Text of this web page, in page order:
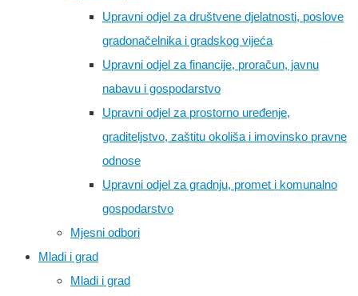
Upravni odjel za društvene djelatnosti, poslove
gradonačelnika i gradskog vijeća
Upravni odjel za financije, proračun, javnu
nabavu i gospodarstvo
Upravni odjel za prostorno uređenje,
graditeljstvo, zaštitu okoliša i imovinsko pravne
odnose
Upravni odjel za gradnju, promet i komunalno
gospodarstvo
Mjesni odbori
Mladi i grad
Mladi i grad